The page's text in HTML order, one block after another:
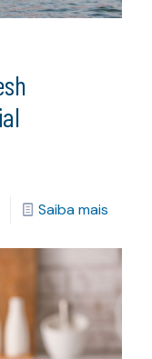
Saiba mais